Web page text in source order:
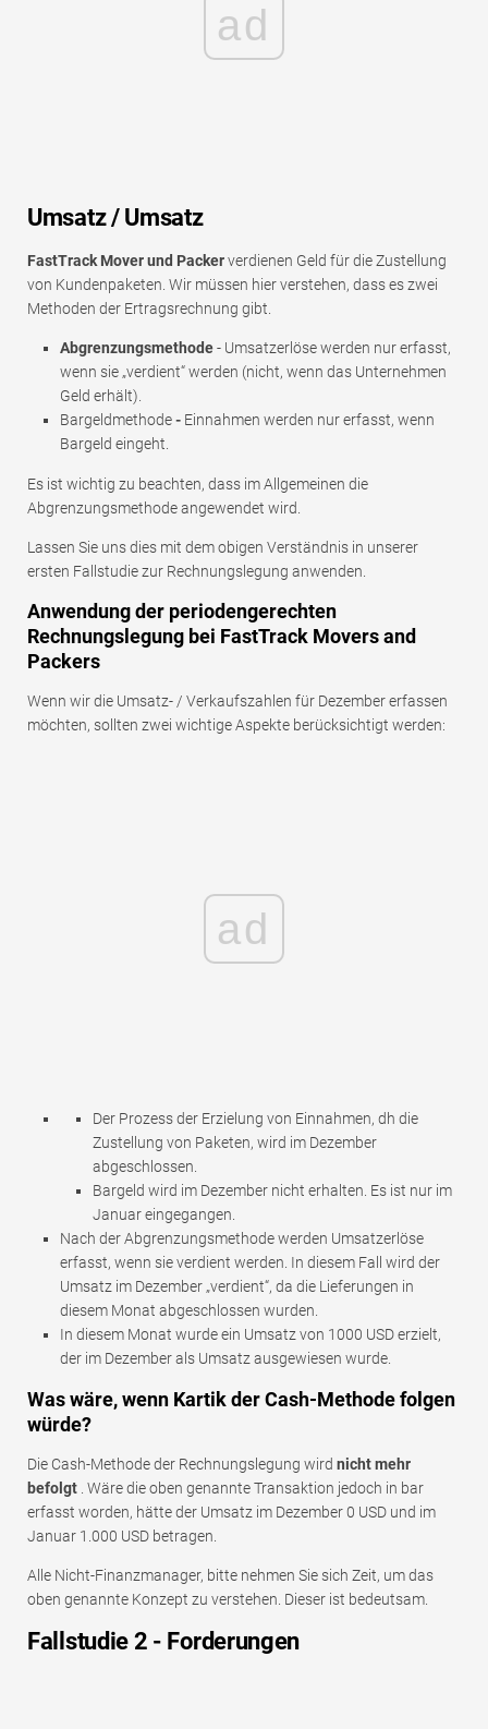
ad
Umsatz / Umsatz
FastTrack Mover und Packerverdienen Geld für die Zustellung
von Kundenpaketen. Wir müssen hier verstehen, dass es zwei
Methoden der Ertragsrechnung gibt.
Abgrenzungsmethode- Umsatzerlöse werden nur erfasst,
wenn sie „verdient“ werden (nicht, wenn das Unternehmen
Geld erhält).
Bargeldmethode- Einnahmen werden nur erfasst, wenn
Bargeld eingeht.
Es ist wichtig zu beachten, dass im Allgemeinen die
Abgrenzungsmethode angewendet wird.
Lassen Sie uns dies mit dem obigen Verständnis in unserer
ersten Fallstudie zur Rechnungslegung anwenden.
Anwendung der periodengerechten
Rechnungslegung bei FastTrack Movers and
Packers
Wenn wir die Umsatz- / Verkaufszahlen für Dezember erfassen
möchten, sollten zwei wichtige Aspekte berücksichtigt werden:
ad
Der Prozess der Erzielung von Einnahmen, dh die
Zustellung von Paketen, wird im Dezember
abgeschlossen.
Bargeld wird im Dezember nicht erhalten. Es ist nur im
Januar eingegangen.
Nach der Abgrenzungsmethode werden Umsatzerlöse
erfasst, wenn sie verdient werden. In diesem Fall wird der
Umsatz im Dezember „verdient“, da die Lieferungen in
diesem Monat abgeschlossen wurden.
In diesem Monat wurde ein Umsatz von 1000 USD erzielt,
der im Dezember als Umsatz ausgewiesen wurde.
Was wäre, wenn Kartik der Cash-Methode folgen
würde?
Die Cash-Methode der Rechnungslegung wird nicht mehr
befolgt . Wäre die oben genannte Transaktion jedoch in bar
erfasst worden, hätte der Umsatz im Dezember 0 USD und im
Januar 1.000 USD betragen.
Alle Nicht-Finanzmanager, bitte nehmen Sie sich Zeit, um das
oben genannte Konzept zu verstehen. Dieser ist bedeutsam.
Fallstudie 2 - Forderungen